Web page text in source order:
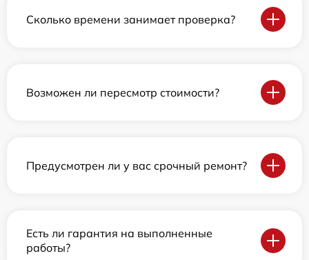
Сколько времени занимает проверка?
Возможен ли пересмотр стоимости?
Предусмотрен ли у вас срочный ремонт?
Есть ли гарантия на выполненные
работы?